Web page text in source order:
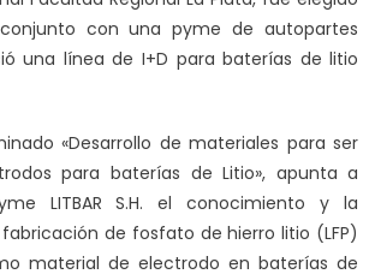
con una pyme de autopartes
una línea de I+D para baterías de litio
«Desarrollo de materiales para ser
para baterías de Litio», apunta a
LITBAR S.H. el conocimiento y la
de fosfato de hierro litio (LFP)
material de electrodo en baterías de